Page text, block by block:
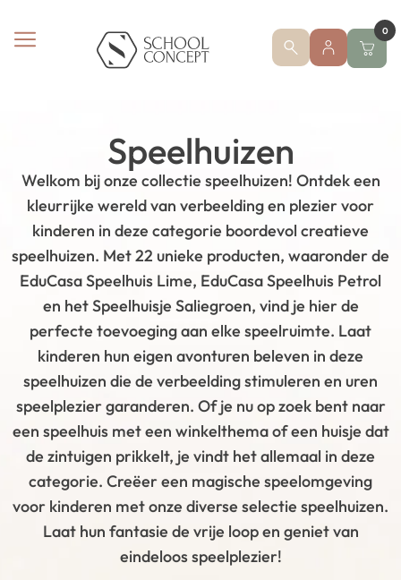
0
Speelhuizen
Welkom bij onze collectie speelhuizen! Ontdek een
kleurrijke wereld van verbeelding en plezier voor
kinderen in deze categorie boordevol creatieve
speelhuizen. Met 22 unieke producten, waaronder de
EduCasa Speelhuis Lime, EduCasa Speelhuis Petrol
en het Speelhuisje Saliegroen, vind je hier de
perfecte toevoeging aan elke speelruimte. Laat
kinderen hun eigen avonturen beleven in deze
speelhuizen die de verbeelding stimuleren en uren
speelplezier garanderen. Of je nu op zoek bent naar
een speelhuis met een winkelthema of een huisje dat
de zintuigen prikkelt, je vindt het allemaal in deze
categorie. Creëer een magische speelomgeving
voor kinderen met onze diverse selectie speelhuizen.
Laat hun fantasie de vrije loop en geniet van
eindeloos speelplezier!